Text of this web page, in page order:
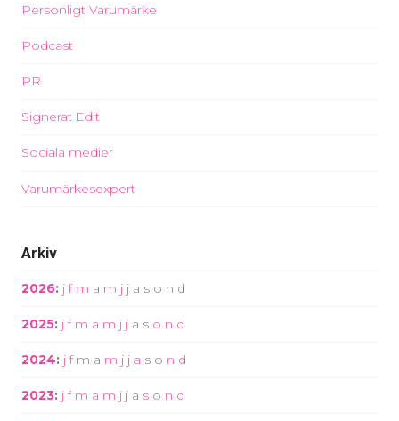
Personligt Varumärke
Podcast
PR
Signerat Edit
Sociala medier
Varumärkesexpert
Arkiv
2026: j f m a m j j a s o n d
2025: j f m a m j j a s o n d
2024: j f m a m j j a s o n d
2023: j f m a m j j a s o n d